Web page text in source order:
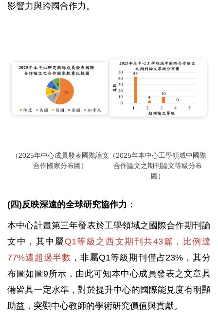
影響力與跨國合作力。
（2025年中心成員發表國際論文
合作國家分布圖）
（2025年本中心工學領域中國際
合作論文之期刊論文等級分布
圖）
(四)反映深遠的全球研究協作力 ：
本中心計畫第三年發表於工學領域之國際合作期刊論
文中，其中屬 Q1等級之西文期刊共43篇，比例達
77%遠超過半數 ，非屬Q1等級期刊僅占23%，其分
布圖如圖9所示，由此可知本中心成員發表之文章具
備皆具一定水準，對於提升中心的國際能見度有明顯
助益，突顯中心教師的學術研究價值與貢獻。